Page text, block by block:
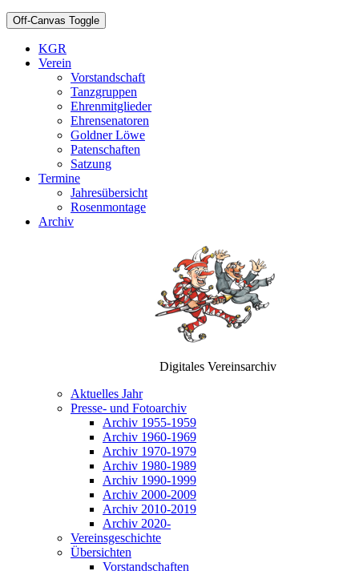
Off-Canvas Toggle
KGR
Verein
Vorstandschaft
Tanzgruppen
Ehrenmitglieder
Ehrensenatoren
Goldner Löwe
Patenschaften
Satzung
Termine
Jahresübersicht
Rosenmontage
Archiv
Digitales Vereinsarchiv
Aktuelles Jahr
Presse- und Fotoarchiv
Archiv 1955-1959
Archiv 1960-1969
Archiv 1970-1979
Archiv 1980-1989
Archiv 1990-1999
Archiv 2000-2009
Archiv 2010-2019
Archiv 2020-
Vereinsgeschichte
Übersichten
Vorstandschaften